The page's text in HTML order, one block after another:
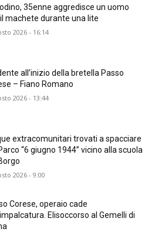
35enne aggredisce un uomo
machete durante una lite
2026 - 16:14
all’inizio della bretella Passo
– Fiano Romano
2026 - 13:44
extracomunitari trovati a spacciare
“6 giugno 1944” vicino alla scuola
2026 - 9:00
Corese, operaio cade
Elisoccorso al Gemelli di